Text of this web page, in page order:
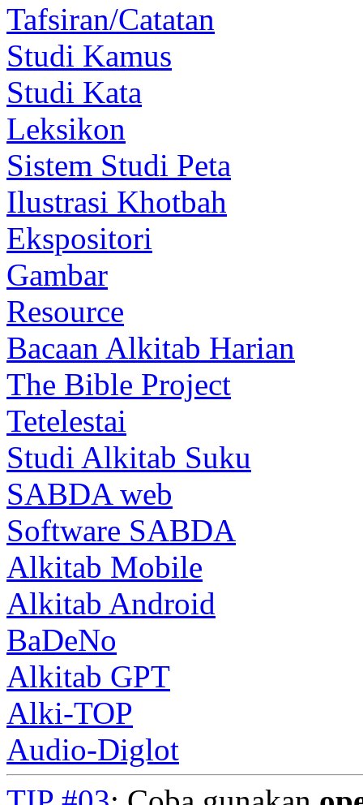
Tafsiran/Catatan
Studi Kamus
Studi Kata
Leksikon
Sistem Studi Peta
Ilustrasi Khotbah
Ekspositori
Gambar
Resource
Bacaan Alkitab Harian
The Bible Project
Tetelestai
Studi Alkitab Suku
SABDA web
Software SABDA
Alkitab Mobile
Alkitab Android
BaDeNo
Alkitab GPT
Alki-TOP
Audio-Diglot